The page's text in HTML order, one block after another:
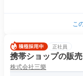
こ
正社員
携帯ショップの販
株式会社三樂